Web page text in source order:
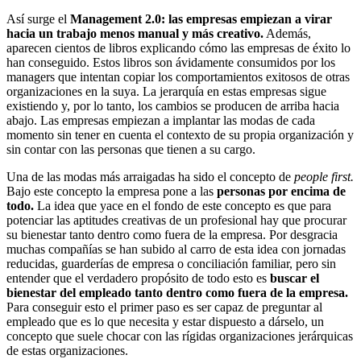
Así surge el Management 2.0: las empresas empiezan a virar
hacia un trabajo menos manual y más creativo. Además,
aparecen cientos de libros explicando cómo las empresas de éxito lo
han conseguido. Estos libros son ávidamente consumidos por los
managers que intentan copiar los comportamientos exitosos de otras
organizaciones en la suya. La jerarquía en estas empresas sigue
existiendo y, por lo tanto, los cambios se producen de arriba hacia
abajo. Las empresas empiezan a implantar las modas de cada
momento sin tener en cuenta el contexto de su propia organización y
sin contar con las personas que tienen a su cargo.
Una de las modas más arraigadas ha sido el concepto de people first.
Bajo este concepto la empresa pone a las personas por encima de
todo. La idea que yace en el fondo de este concepto es que para
potenciar las aptitudes creativas de un profesional hay que procurar
su bienestar tanto dentro como fuera de la empresa. Por desgracia
muchas compañías se han subido al carro de esta idea con jornadas
reducidas, guarderías de empresa o conciliación familiar, pero sin
entender que el verdadero propósito de todo esto es buscar el
bienestar del empleado tanto dentro como fuera de la empresa.
Para conseguir esto el primer paso es ser capaz de preguntar al
empleado que es lo que necesita y estar dispuesto a dárselo, un
concepto que suele chocar con las rígidas organizaciones jerárquicas
de estas organizaciones.